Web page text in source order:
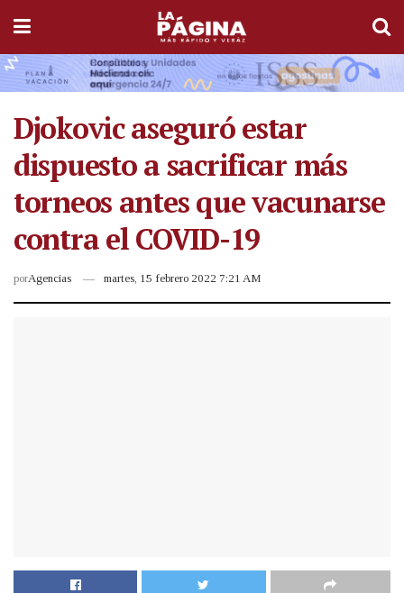
Djokovic aseguró estar
dispuesto a sacrificar más
torneos antes que vacunarse
contra el COVID-19
porAgencias martes, 15 febrero 2022 7:21 AM